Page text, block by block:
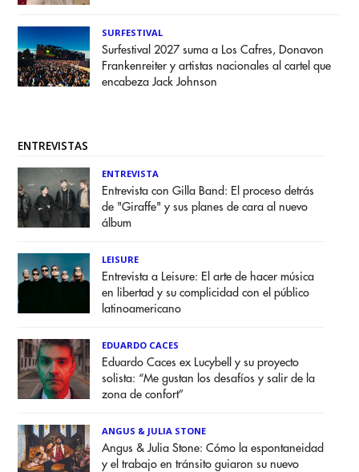
SURFESTIVAL
Surfestival 2027 suma a Los Cafres, Donavon
Frankenreiter y artistas nacionales al cartel que
encabeza Jack Johnson
ENTREVISTAS
ENTREVISTA
Entrevista con Gilla Band: El proceso detrás
de "Giraffe" y sus planes de cara al nuevo
álbum
LEISURE
Entrevista a Leisure: El arte de hacer música
en libertad y su complicidad con el público
latinoamericano
EDUARDO CACES
Eduardo Caces ex Lucybell y su proyecto
solista: “Me gustan los desafíos y salir de la
zona de confort”
ANGUS & JULIA STONE
Angus & Julia Stone: Cómo la espontaneidad
y el trabajo en tránsito guiaron su nuevo